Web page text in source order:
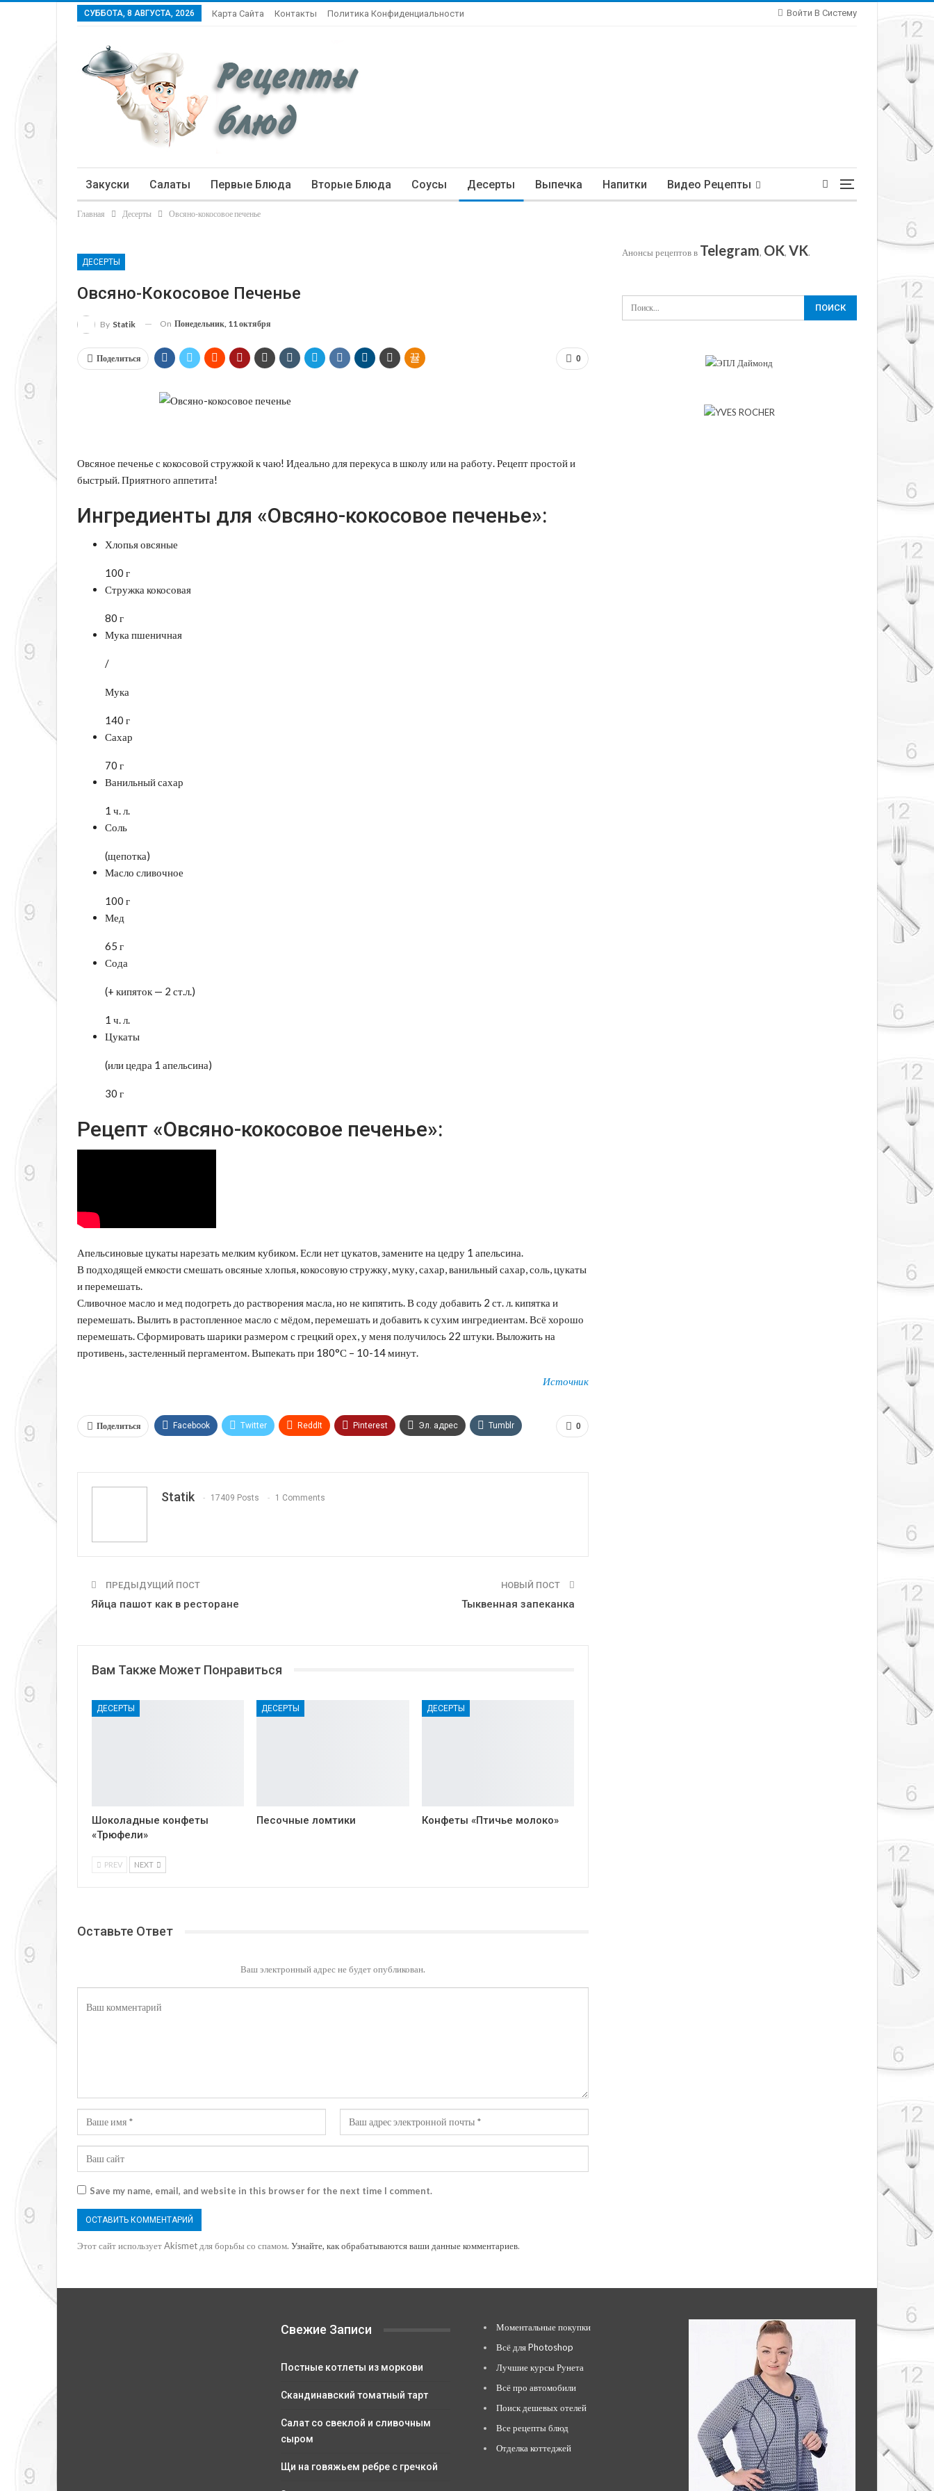
Войти В Систему
СУББОТА, 8 АВГУСТА, 2026 Карта Сайта Контакты Политика Конфиденциальности
Закуски Салаты Первые Блюда Вторые Блюда Соусы Десерты Выпечка Напитки Видео Рецепты
Статьи
Главная Десерты Овсяно-кокосовое печенье
ДЕСЕРТЫ
Овсяно-Кокосовое Печенье
By Statik On Понедельник, 11 октября
0
Поделиться
Овсяное печенье с кокосовой стружкой к чаю! Идеально для перекуса в школу или на работу. Рецепт простой и
быстрый. Приятного аппетита!
Ингредиенты для «Овсяно-кокосовое печенье»:
Хлопья овсяные
100 г
Стружка кокосовая
80 г
Мука пшеничная
/
Мука
140 г
Сахар
70 г
Ванильный сахар
1 ч. л.
Соль
(щепотка)
Масло сливочное
100 г
Мед
65 г
Сода
(+ кипяток — 2 ст.л.)
1 ч. л.
Цукаты
(или цедра 1 апельсина)
30 г
Рецепт «Овсяно-кокосовое печенье»:
Апельсиновые цукаты нарезать мелким кубиком. Если нет цукатов, замените на цедру 1 апельсина.
В подходящей емкости смешать овсяные хлопья, кокосовую стружку, муку, сахар, ванильный сахар, соль, цукаты
и перемешать.
Сливочное масло и мед подогреть до растворения масла, но не кипятить. В соду добавить 2 ст. л. кипятка и
перемешать. Вылить в растопленное масло с мёдом, перемешать и добавить к сухим ингредиентам. Всё хорошо
перемешать. Сформировать шарики размером с грецкий орех, у меня получилось 22 штуки. Выложить на
противень, застеленный пергаментом. Выпекать при 180°С – 10-14 минут.
Источник
0
Поделиться Facebook Twitter ReddIt Pinterest Эл. адрес Tumblr
Statik 17409 Posts 1 Comments
ПРЕДЫДУЩИЙ ПОСТ
Яйца пашот как в ресторане
НОВЫЙ ПОСТ
Тыквенная запеканка
Вам Также Может Понравиться
ДЕСЕРТЫ
Шоколадные конфеты
«Трюфели»
ДЕСЕРТЫ
Песочные ломтики
ДЕСЕРТЫ
Конфеты «Птичье молоко»
PREV NEXT
Оставьте Ответ
Ваш электронный адрес не будет опубликован.
Save my name, email, and website in this browser for the next time I comment.
Этот сайт использует Akismet для борьбы со спамом. Узнайте, как обрабатываются ваши данные комментариев.
Анонсы рецептов в Telegram, OK, VK.
Свежие Записи
Постные котлеты из моркови
Скандинавский томатный тарт
Салат со свеклой и сливочным
сыром
Щи на говяжьем ребре с гречкой
Моментальные покупки
Всё для Photoshop
Лучшие курсы Рунета
Всё про автомобили
Поиск дешевых отелей
Все рецепты блюд
Отделка коттеджей